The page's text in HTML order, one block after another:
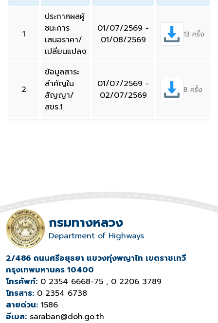
1
ประกาศผลผู้
ชนะการ
เสนอราคา/
เปลี่ยนแปลง
01/07/2569 -
01/08/2569
13 ครั้ง
2
ข้อมูลสาระ
สำคัญใน
สัญญา/
สขร.1
01/07/2569 -
02/07/2569
8 ครั้ง
กรมทางหลวง
Department of Highways
2/486 ถนนศรีอยุธยา แขวงทุ่งพญาไท เขตราชเทวี
กรุงเทพมหานคร 10400
โทรศัพท์: 0 2354 6668-75 , 0 2206 3789
โทรสาร: 0 2354 6738
สายด่วน: 1586
อีเมล: saraban@doh.go.th